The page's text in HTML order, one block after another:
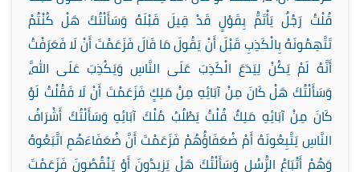
قُلْتُ رَجُلٌ يَأْتَمُّ بِقَوْلٍ قَدْ قِيلَ قَبْلَهُ وَسَأَلْتُكَ هَلْ كُنْتُمْ
تَتَّهِمُونَهُ بِالْكَذِبِ قَبْلَ أَنْ يَقُولَ مَا قَالَ فَزَعَمْتَ أَنْ لَا فَعَرَفْتُ
أَنَّهُ لَمْ يَكُنْ لِيَدَعَ الْكَذِبَ عَلَى النَّاسِ وَيَكْذِبَ عَلَى اللَّهِ،
وَسَأَلْتُكَ هَلْ كَانَ مِنْ آبَائِهِ مِنْ مَلِكٍ فَزَعَمْتَ أَنْ لَا فَقُلْتُ لَوْ
كَانَ مِنْ آبَائِهِ مَلِكٌ قُلْتُ يَطْلُبُ مُلْكَ آبَائِهِ وَسَأَلْتُكَ أَشْرَافُ
النَّاسِ يَتَّبِعُونَهُ أَمْ ضُعَفَاؤُهُمْ فَزَعَمْتَ أَنَّ ضُعَفَاءَهُمِ اتَّبَعُوهُ
وَهُمْ أَتْبَاعُ الرُّسُلِ وَسَأَلْتُكَ هَلْ يَزِيدُونَ أَوْ يَنْقُصُونَ فَزَعَمْتَ